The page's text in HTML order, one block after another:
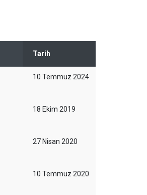
Tarih
10 Temmuz 2024
18 Ekim 2019
27 Nisan 2020
10 Temmuz 2020